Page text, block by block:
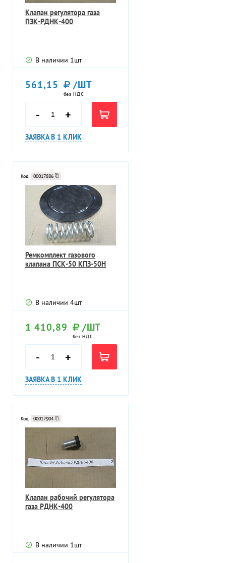
Клапан регулятора газа
ПЗК-РДНК-400
В наличии 1шт
561,15 /ШТ
без НДС
- +
ЗАЯВКА В 1 КЛИК
Код: 00017886
Ремкомплект газового
клапана ПСК-50 КПЗ-50Н
В наличии 4шт
1 410,89 /ШТ
без НДС
- +
ЗАЯВКА В 1 КЛИК
Код: 00017904
Клапан рабочий регулятора
газа РДНК-400
В наличии 1шт